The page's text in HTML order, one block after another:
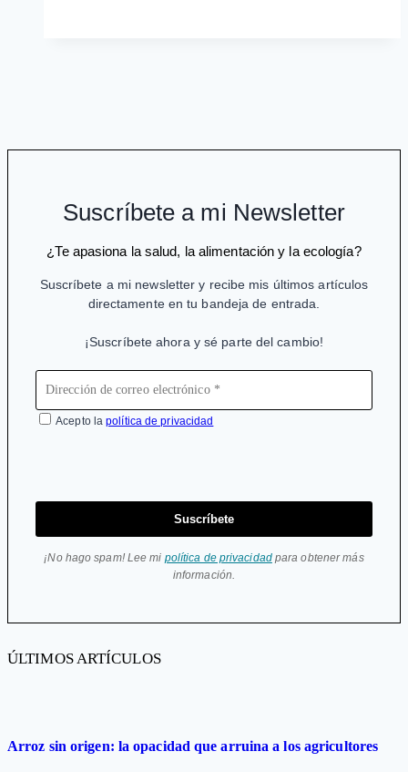
crisis
costa
de
la
Suscríbete a mi Newsletter
¿Te apasiona la salud, la alimentación y la ecología?
Suscríbete a mi newsletter y recibe mis últimos artículos
directamente en tu bandeja de entrada.
¡Suscríbete ahora y sé parte del cambio!
Acepto lapolítica de privacidad
Suscríbete
¡No hago spam! Lee mi política de privacidadpara obtener más
información.
ÚLTIMOS ARTÍCULOS
Arroz sin origen: la opacidad que arruina a los agricultores